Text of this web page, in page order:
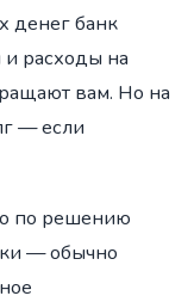
денег банк
расходы на
вам. Но на
— если
по решению
— обычно